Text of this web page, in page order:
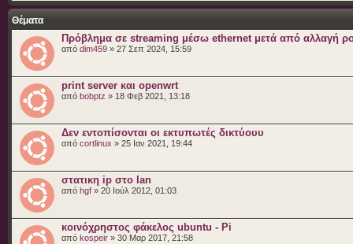
Θέματα
Πρόβλημα σε streaming μέσω ethernet μετά από αλλαγή
από dim459 » 27 Σεπ 2024, 15:59
print server και openwrt
από bobptz » 18 Φεβ 2021, 13:18
Δεν εντοπίσονται οι εκτυπωτές δικτύουυ
από cortlinux » 25 Ιαν 2021, 19:44
στατικη ip στο lan
από hgf » 20 Ιούλ 2012, 01:03
κοινόχρηστος φάκελος ubuntu - Pi
από kospeir » 30 Μαρ 2017, 21:58